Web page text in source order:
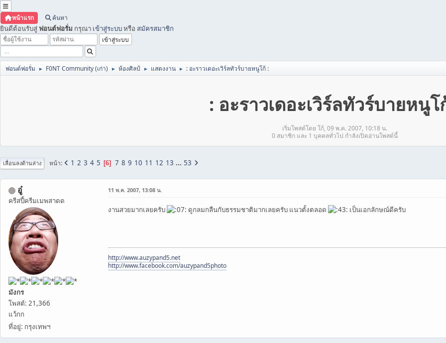
หน้าแรก ค้นหา
ยินดีต้อนรับสู่ ฟอนต์ฟอรั่ม กรุณา เข้าสู่ระบบหรือ สมัครสมาชิก
ฟอนต์ฟอรั่ม ► F0NT Community (เก่า) ► ห้องศิลป์ ► แสดงงาน ► : อะราวเดอะเวิร์ลทัวร์บายหนูโก้ :
: อะราวเดอะเวิร์ลทัวร์บายหนูโ
เริ่มโพสต์โดย โก้, 09 พ.ค. 2007, 10:18 น.
0 สมาชิก และ 1 บุคคลทั่วไป กำลังเปิดอ่านโพสต์นี้
เลื่อนลงด้านล่าง หน้า 1 2 3 4 5 6 7 8 9 10 11 12 13 ... 53
อู๋
ครีสปี้ครีมเมพสาดด
มังกร
โพสต์: 21,366
แว้กก
ที่อยู่: กรุงเทพฯ
11 พ.ค. 2007, 13:08 น.
งานสวยมากเลยครับ ดูกลมกลืนกับธรรมชาติมากเลยครับ แนวตั้งตลอด เป็นเอกลักษณ์ดีครับ
http://www.auzypand5.net
http://www.facebook.com/auzypand5photo